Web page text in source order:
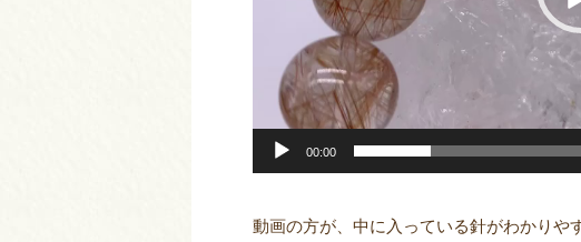
00:00
動画の方が、中に入っている針がわかりや